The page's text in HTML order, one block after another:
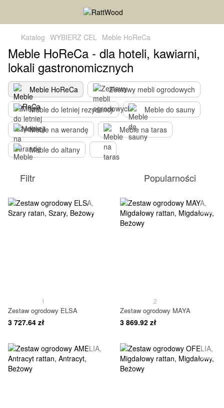
Katalog WYBIERZ CEL Meble HoReCa
Meble HoReCa - dla hoteli, kawiarni,
lokali gastronomicznych
Meble HoReCa
Zestawy mebli ogrodowych
Meble do letniej rezydencji
Meble do sauny
Meble na werandę
Meble na taras
Meble do altany
Filtr Popularności
1
Zestaw ogrodowy ELSA
3 727.64 zł
2
Zestaw ogrodowy MAYA
3 869.92 zł